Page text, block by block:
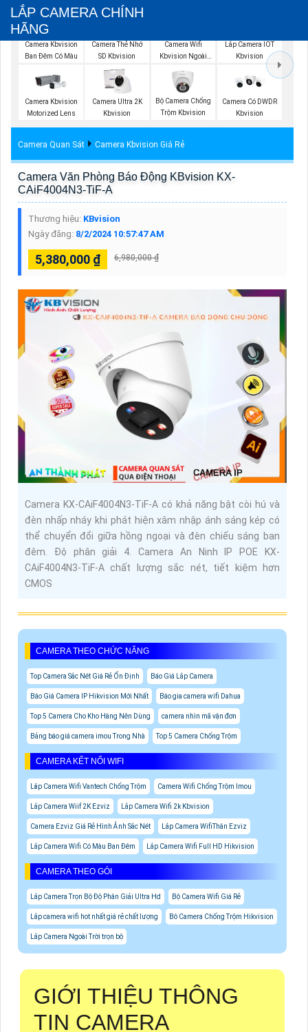
LẮP CAMERA CHÍNH
HÃNG
Camera Kbvision
Ban Đêm Có Màu
Camera Thẻ Nhớ
SD Kbvision
Camera Wifi
Kbvision Ngoài
Lắp Camera IOT
Kbvision
Camera Kbvision
Motorized Lens
Camera Ultra 2K
Kbvision
Bộ Camera Chống
Trộm Kbvision
Camera Có DWDR
Kbvision
Camera Quan Sát Camera Kbvision Giá Rẻ
Camera Văn Phòng Báo Động KBvision KX-
CAiF4004N3-TiF-A
Thương hiệu: KBvision
Ngày đăng: 8/2/2024 10:57:47 AM
5,380,000 ₫ 6,980,000 ₫
Camera KX-CAiF4004N3-TiF-A có khả năng bật còi hú và
đèn nhấp nháy khi phát hiện xâm nhập ánh sáng kép có
thể chuyển đổi giữa hồng ngoại và đèn chiếu sáng ban
đêm. Độ phân giải 4. Camera An Ninh IP POE KX-
CAiF4004N3-TiF-A chất lượng sắc nét, tiết kiệm hơn
CMOS
CAMERA THEO CHỨC NĂNG
Top Camera Sắc Nét Giá Rẻ Ổn Định Báo Giá Lắp Camera
Báo Giá Camera IP Hikvision Mới Nhất Báo gia camera wifi Dahua
Top 5 Camera Cho Kho Hàng Nên Dùng camera nhìn mã vận đơn
Bảng báo giá camera imou Trong Nhà Top 5 Camera Chống Trộm
CAMERA KẾT NỐI WIFI
Lăp Camera Wifi Vantech Chống Trộm Camera Wifi Chống Trộm Imou
Lắp Camera Wiif 2K Ezviz Lắp Camera Wifi 2k Kbvision
Camera Ezviz Giá Rẻ Hình Ảnh Sắc Nét Lắp Camera WifiThân Ezviz
Lắp Camera Wifi Có Màu Ban Đêm Lắp Camera Wifi Full HD Hikvision
CAMERA THEO GÓI
Lắp Camera Trọn Bộ Độ Phân Giải Ultra Hd Bộ Camera Wifi Giá Rẻ
Lắp camera wifi hot nhất giá rẻ chất lượng Bô Camera Chống Trộm Hikvision
Lắp Camera Ngoài Trời trọn bộ
GIỚI THIỆU THÔNG
TIN CAMERA